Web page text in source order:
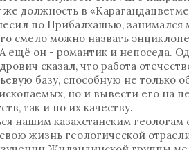
же должность в
по Прибалхашью,
смело можно назвать
ещё он - романтик и непоседа.
сказал, что работа
базу, способную не только
но и вывести его на
так и по их качеству.
нашим казахстанским
жизнь геологической